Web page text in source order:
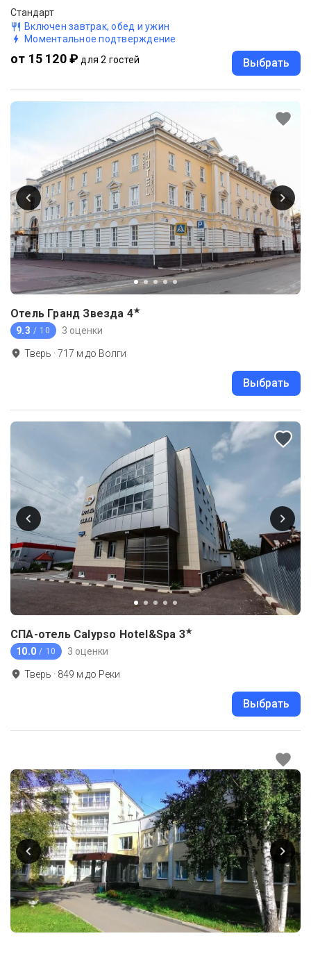
Стандарт
Включен завтрак, обед и ужин
Моментальное подтверждение
от 15 120 ₽ для 2 гостей Выбрать
Отель Гранд Звезда 4★
9.3 / 10 3 оценки
Тверь ·717 м до Волги
Выбрать
СПА-отель Calypso Hotel&Spa 3★
10.0 / 10 3 оценки
Тверь · 849 м до Реки
Выбрать